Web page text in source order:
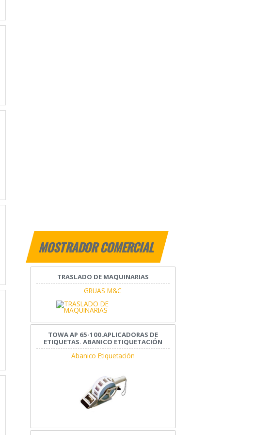
MOSTRADOR COMERCIAL
TRASLADO DE MAQUINARIAS
GRUAS M&C
TOWA AP 65-100.APLICADORAS DE
ETIQUETAS. ABANICO ETIQUETACIÓN
Abanico Etiquetación